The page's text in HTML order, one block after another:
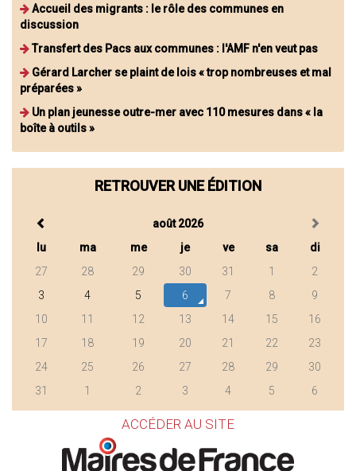
Accueil des migrants : le rôle des communes en
discussion
Transfert des Pacs aux communes : l'AMF n'en veut pas
Gérard Larcher se plaint de lois « trop nombreuses et mal
préparées »
Un plan jeunesse outre-mer avec 110 mesures dans « la
boîte à outils »
RETROUVER UNE ÉDITION
août 2026
lu
ma me je ve sa
di
27
28 29 30 31 1
2
3
4 5 6 7 8
9
10
11 12 13 14 15
16
17
18 19 20 21 22
23
24
25 26 27 28 29
30
31
1 2 3 4 5 6
ACCÉDER AU SITE